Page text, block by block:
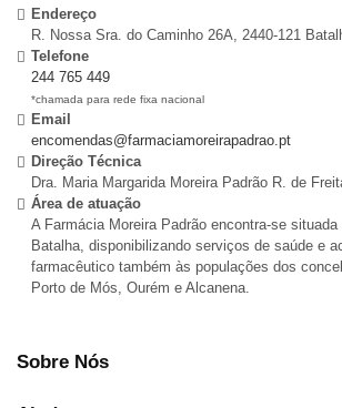
Endereço
R. Nossa Sra. do Caminho 26A, 2440-121
Telefone
244 765 449
*chamada para rede fixa nacional
Email
encomendas@farmaciamoreirapadrao.pt
Direção Técnica
Dra. Maria Margarida Moreira Padrão R. de
Área de atuação
A Farmácia Moreira Padrão encontra-se
Batalha, disponibilizando serviços de saúde e
farmacêutico também às populações dos
Porto de Mós, Ourém e Alcanena.
Sobre Nós